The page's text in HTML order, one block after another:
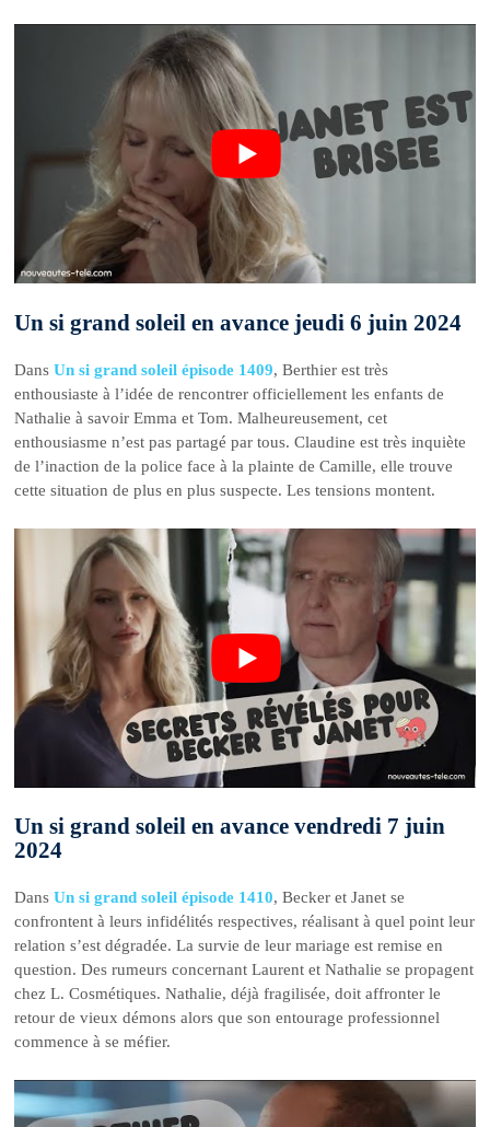
Un si grand soleil en avance jeudi 6 juin 2024
DansUn si grand soleil épisode 1409, Berthier est très
enthousiaste à l’idée de rencontrer officiellement les enfants de
Nathalie à savoir Emma et Tom. Malheureusement, cet
enthousiasme n’est pas partagé par tous. Claudine est très inquiète
de l’inaction de la police face à la plainte de Camille, elle trouve
cette situation de plus en plus suspecte. Les tensions montent.
Un si grand soleil en avance vendredi 7 juin
2024
DansUn si grand soleil épisode 1410, Becker et Janet se
confrontent à leurs infidélités respectives, réalisant à quel point leur
relation s’est dégradée. La survie de leur mariage est remise en
question. Des rumeurs concernant Laurent et Nathalie se propagent
chez L. Cosmétiques. Nathalie, déjà fragilisée, doit affronter le
retour de vieux démons alors que son entourage professionnel
commence à se méfier.